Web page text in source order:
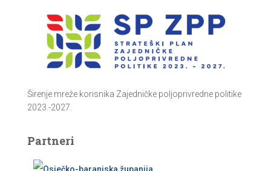
Širenje mreže korisnika Zajedničke poljoprivredne politike
2023.-2027.
Partneri